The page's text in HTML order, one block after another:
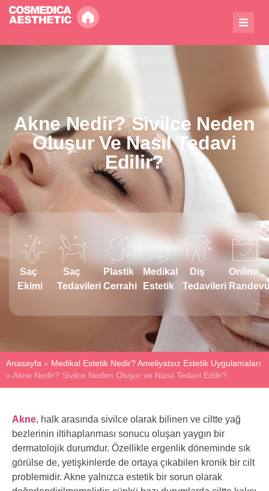
Saç
Ekimi
Saç
Tedavileri
Plastik
Cerrahi
Medikal
Estetik
Diş
Tedavileri
Online
Akne Nedir? Sivilce Neden
Oluşur Ve Nasıl Tedavi
Edilir?
Anasayfa » Medikal Estetik Nedir? Ameliyatsız Estetik Uygulamaları
» Akne Nedir? Sivilce Neden Oluşur ve Nasıl Tedavi Edilir?
Akne, halk arasında sivilce olarak bilinen ve ciltte yağ
bezlerinin iltihaplanması sonucu oluşan yaygın bir
dermatolojik durumdur. Özellikle ergenlik döneminde sık
görülse de, yetişkinlerde de ortaya çıkabilen kronik bir cilt
problemidir. Akne yalnızca estetik bir sorun olarak